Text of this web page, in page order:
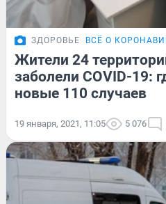
ЗДОРОВЬЕ ВСЁ О
Жители 24
заболели COVID-19:
новые 110 случаев
19 января, 2021, 11:05 5 076